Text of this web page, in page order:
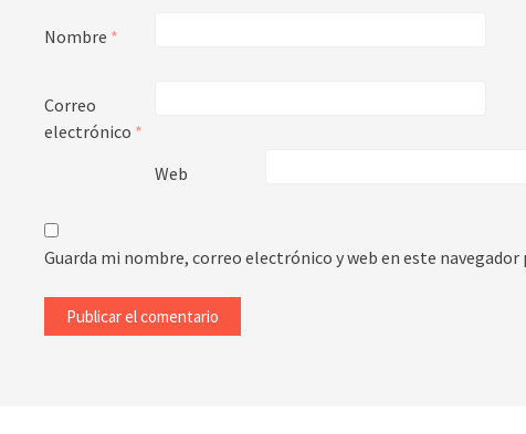
Nombre *
Correo
electrónico *
Web
Guarda mi nombre, correo electrónico y web en este